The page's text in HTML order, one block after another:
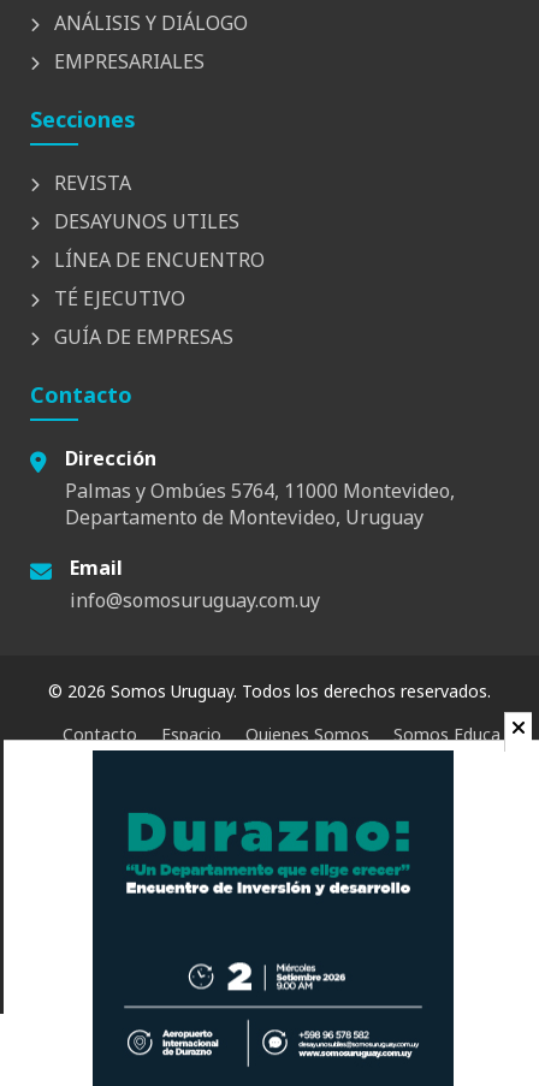
ANÁLISIS Y DIÁLOGO
EMPRESARIALES
Secciones
REVISTA
DESAYUNOS UTILES
LÍNEA DE ENCUENTRO
TÉ EJECUTIVO
GUÍA DE EMPRESAS
Contacto
Dirección
Palmas y Ombúes 5764, 11000 Montevideo,
Departamento de Montevideo, Uruguay
Email
info@somosuruguay.com.uy
© 2026 Somos Uruguay. Todos los derechos reservados.
Contacto
Espacio Quienes Somos Somos Educa